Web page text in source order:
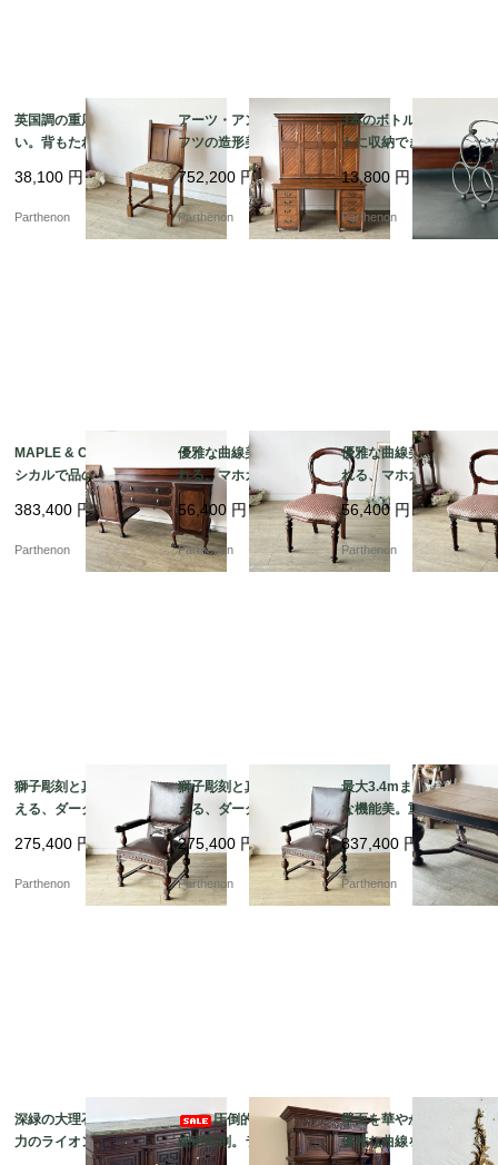
英国調の重厚な佇ま
い。背もたれの彫刻が
美しいオーク材ダイニ
ングチェア【2228】
38,100 円
Parthenon
アーツ・アンド・クラ
フツの造形美が光る、
名門Sopwith & Co社製
の大型オークプレジデ
ントデスク【d67】
752,200 円
Parthenon
3本のボトルをコンパク
トに収納できる卓上ボ
トルホルダー。葡萄の
装飾が美しいアイアン
製ワインラック【8529
-6】
13,800 円
Parthenon
MAPLE & Co社製 クラ
シカルで品のある佇ま
いのマホガニーサイド
ボード【s72】
383,400 円
Parthenon
優雅な曲線美に魅了さ
れる、マホガニーアン
ティークバルーンチェ
ア 張替え済み【c347
-2】
56,400 円
Parthenon
優雅な曲線美に魅了さ
れる、マホガニーアン
ティークバルーンチェ
ア 張替え済み【c347
-1】
56,400 円
Parthenon
獅子彫刻と真鍮鋲が映
える、ダークブラウン
本革張りの重厚なクラ
シックアームチェア【d
s23-7】
275,400 円
Parthenon
獅子彫刻と真鍮鋲が映
える、ダークブラウン
本革張りの重厚なクラ
シックアームチェア【d
s23-8】
275,400 円
Parthenon
最大3.4mまで拡張可能
な機能美。重厚なバル
ボスレッグとライオン
彫刻が目を引くエクス
テンションテーブル【d
s23-9】
837,400 円
Parthenon
深緑の大理石天板と迫
力のライオン彫刻。重
圧倒的な風格と
細密彫刻。ライオンが
壁面を華やかに彩る、
優雅な曲線を描く真鍮